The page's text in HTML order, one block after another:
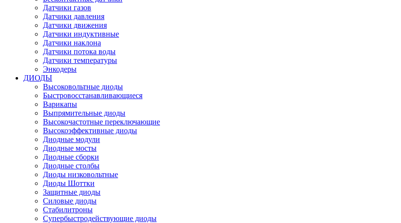
Датчики газов
Датчики давления
Датчики движения
Датчики индуктивные
Датчики наклона
Датчики потока воды
Датчики температуры
Энкодеры
ДИОДЫ
Высоковольтные диоды
Быстровосстанавливающиеся
Варикапы
Выпрямительные диоды
Высокочастотные переключающие
Высокоэффективные диоды
Диодные модули
Диодные мосты
Диодные сборки
Диодные столбы
Диоды низковольтные
Диоды Шоттки
Защитные диоды
Силовые диоды
Стабилитроны
Супербыстродействующие диоды